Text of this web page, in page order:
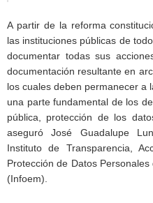
A partir de la reforma
las instituciones públicas de
documentar todas sus
documentación resultante en
los cuales deben permanecer a
una parte fundamental de los
pública, protección de los
aseguró José Guadalupe
Instituto de Transparencia,
Protección de Datos
(Infoem).